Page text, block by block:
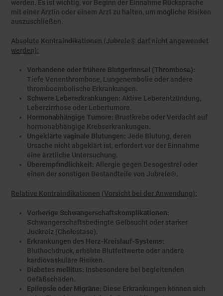
werden. Es ist wichtig, vor Beginn der Einnahme Rücksprache
mit einer Ärztin oder einem Arzt zu halten, um mögliche Risiken
auszuschließen.
Absolute Kontraindikationen (Jubrele® darf nicht angewendet
werden):
Vorhandene oder frühere Blutgerinnsel (Thrombose):
Tiefe Venenthrombose, Lungenembolie oder andere
thromboembolische Erkrankungen.
Schwere Lebererkrankungen: Aktive Leberentzündung,
Leberzirrhose oder Lebertumore.
Hormonabhängige Tumore: Brustkrebs oder Verdacht auf
hormonabhängige Krebserkrankungen.
Ungeklärte vaginale Blutungen: Jede Blutung, deren
Ursache nicht abgeklärt ist, erfordert vor der Einnahme
eine ärztliche Untersuchung.
Überempfindlichkeit: Allergie gegen Desogestrel oder
einen der sonstigen Bestandteile von Jubrele®.
Relative Kontraindikationen (Vorsicht bei der Anwendung):
Vorherige Schwangerschaftskomplikationen:
Schwangerschaftsbedingte Gelbsucht oder starker
Juckreiz (Cholestase).
Erkrankungen des Herz-Kreislauf-Systems:
Bluthochdruck, erhöhte Blutfettwerte oder andere
kardiovaskuläre Risiken.
Diabetes mellitus: Insbesondere bei begleitenden
Gefäßschäden.
Epilepsie oder Migräne: Diese Erkrankungen können sich